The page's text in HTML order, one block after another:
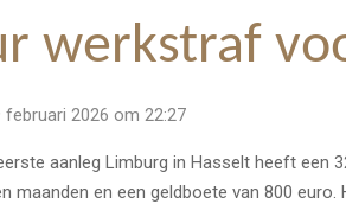
werkstraf
februari 2026 om 22:27
aanleg Limburg in Hasselt heeft een
maanden en een geldboete van 800